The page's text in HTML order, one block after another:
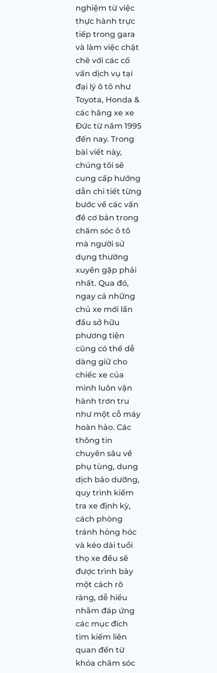
nghiệm từ việc
thực hành trực
tiếp trong gara
và làm việc chặt
chẽ với các cố
vấn dịch vụ tại
đại lý ô tô như
Toyota, Honda &
các hãng xe xe
Đức từ năm 1995
đến nay. Trong
bài viết này,
chúng tôi sẽ
cung cấp hướng
dẫn chi tiết từng
bước về các vấn
đề cơ bản trong
chăm sóc ô tô
mà người sử
dụng thường
xuyên gặp phải
nhất. Qua đó,
ngay cả những
chủ xe mới lần
đầu sở hữu
phương tiện
cũng có thể dễ
dàng giữ cho
chiếc xe của
mình luôn vận
hành trơn tru
như một cỗ máy
hoàn hảo. Các
thông tin
chuyên sâu về
phụ tùng, dung
dịch bảo dưỡng,
quy trình kiểm
tra xe định kỳ,
cách phòng
tránh hỏng hóc
và kéo dài tuổi
thọ xe đều sẽ
được trình bày
một cách rõ
ràng, dễ hiểu
nhằm đáp ứng
các mục đích
tìm kiếm liên
quan đến từ
khóa chăm sóc